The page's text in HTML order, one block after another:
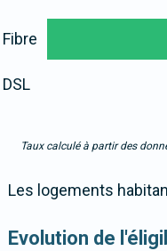
Fibre
DSL
Taux calculé à partir des
Les logements
Evolution de